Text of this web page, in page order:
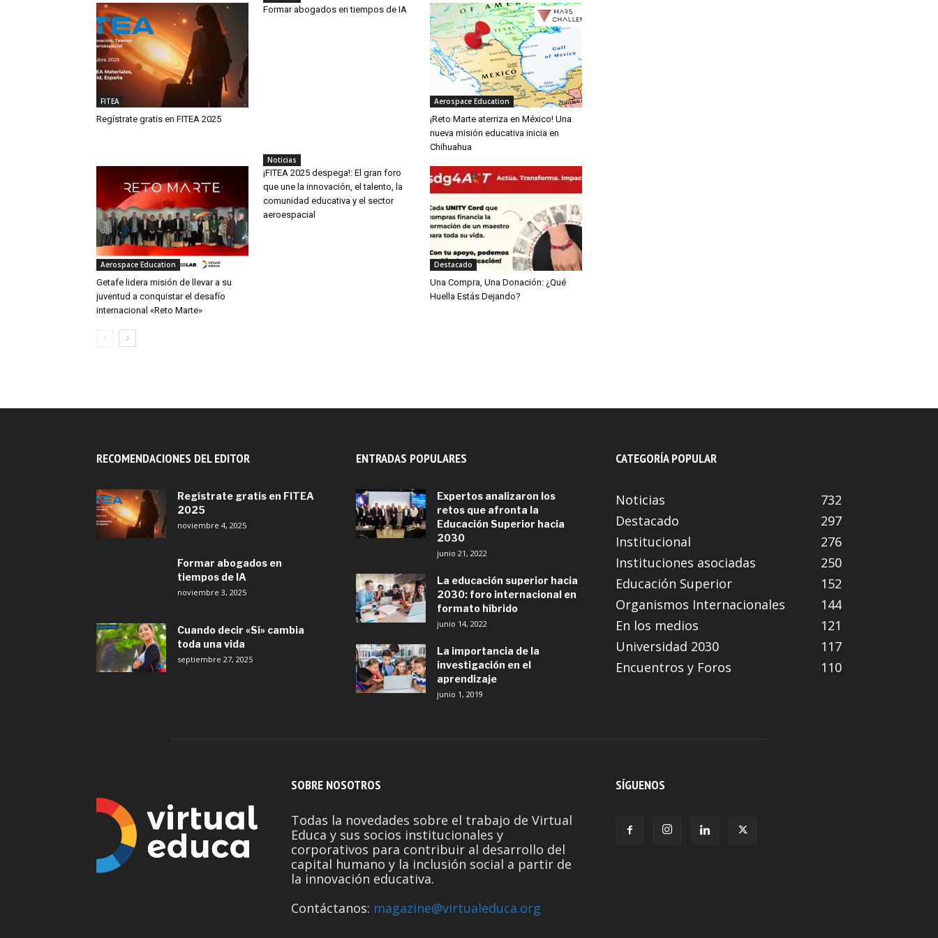
FITEA
Regístrate gratis en FITEA 2025
Formar abogados en tiempos de IA
Aerospace Education
¡Reto Marte aterriza en México! Una
nueva misión educativa inicia en
Chihuahua
Aerospace Education
Getafe lidera misión de llevar a su
juventud a conquistar el desafío
internacional «Reto Marte»
Noticias
¡FITEA 2025 despega!: El gran foro
que une la innovación, el talento, la
comunidad educativa y el sector
aeroespacial
Destacado
Una Compra, Una Donación: ¿Qué
Huella Estás Dejando?
RECOMENDACIONES DEL EDITOR
Regístrate gratis en FITEA
2025
noviembre 4, 2025
Formar abogados en
tiempos de IA
noviembre 3, 2025
Cuando decir «Sí» cambia
toda una vida
septiembre 27, 2025
ENTRADAS POPULARES
Expertos analizaron los
retos que afronta la
Educación Superior hacia
2030
junio 21, 2022
La educación superior hacia
2030: foro internacional en
formato híbrido
junio 14, 2022
La importancia de la
investigación en el
aprendizaje
junio 1, 2019
CATEGORÍA POPULAR
Noticias
732
Destacado
297
Institucional
276
Instituciones asociadas
250
Educación Superior
152
Organismos Internacionales
144
En los medios
121
Universidad 2030
117
Encuentros y Foros
110
SOBRE NOSOTROS
Todas la novedades sobre el trabajo de Virtual
Educa y sus socios institucionales y
corporativos para contribuir al desarrollo del
capital humano y la inclusión social a partir de
la innovación educativa.
Contáctanos: magazine@virtualeduca.org
SÍGUENOS